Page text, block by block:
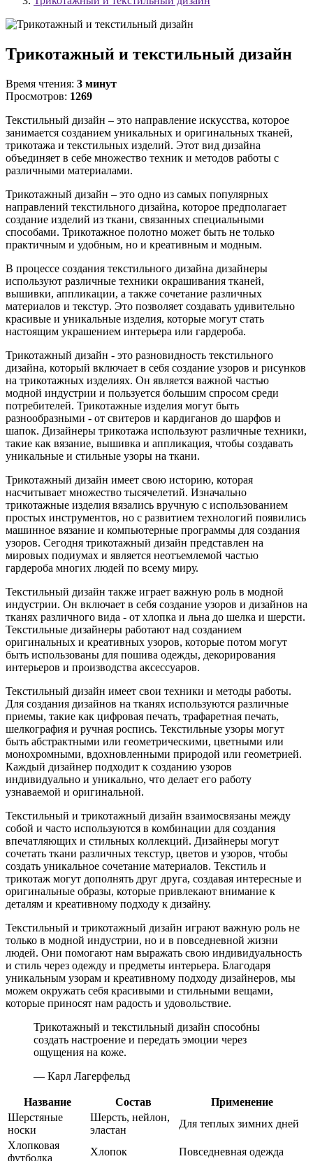
Трикотажный и текстильный дизайн
Время чтения: 3 минут
Просмотров: 1269
Текстильный дизайн – это направление искусства, которое
занимается созданием уникальных и оригинальных тканей,
трикотажа и текстильных изделий. Этот вид дизайна
объединяет в себе множество техник и методов работы с
различными материалами.
Трикотажный дизайн – это одно из самых популярных
направлений текстильного дизайна, которое предполагает
создание изделий из ткани, связанных специальными
способами. Трикотажное полотно может быть не только
практичным и удобным, но и креативным и модным.
В процессе создания текстильного дизайна дизайнеры
используют различные техники окрашивания тканей,
вышивки, аппликации, а также сочетание различных
материалов и текстур. Это позволяет создавать удивительно
красивые и уникальные изделия, которые могут стать
настоящим украшением интерьера или гардероба.
Трикотажный дизайн - это разновидность текстильного
дизайна, который включает в себя создание узоров и рисунков
на трикотажных изделиях. Он является важной частью
модной индустрии и пользуется большим спросом среди
потребителей. Трикотажные изделия могут быть
разнообразными - от свитеров и кардиганов до шарфов и
шапок. Дизайнеры трикотажа используют различные техники,
такие как вязание, вышивка и аппликация, чтобы создавать
уникальные и стильные узоры на ткани.
Трикотажный дизайн имеет свою историю, которая
насчитывает множество тысячелетий. Изначально
трикотажные изделия вязались вручную с использованием
простых инструментов, но с развитием технологий появились
машинное вязание и компьютерные программы для создания
узоров. Сегодня трикотажный дизайн представлен на
мировых подиумах и является неотъемлемой частью
гардероба многих людей по всему миру.
Текстильный дизайн также играет важную роль в модной
индустрии. Он включает в себя создание узоров и дизайнов на
тканях различного вида - от хлопка и льна до шелка и шерсти.
Текстильные дизайнеры работают над созданием
оригинальных и креативных узоров, которые потом могут
быть использованы для пошива одежды, декорирования
интерьеров и производства аксессуаров.
Текстильный дизайн имеет свои техники и методы работы.
Для создания дизайнов на тканях используются различные
приемы, такие как цифровая печать, трафаретная печать,
шелкография и ручная роспись. Текстильные узоры могут
быть абстрактными или геометрическими, цветными или
монохромными, вдохновленными природой или геометрией.
Каждый дизайнер подходит к созданию узоров
индивидуально и уникально, что делает его работу
узнаваемой и оригинальной.
Текстильный и трикотажный дизайн взаимосвязаны между
собой и часто используются в комбинации для создания
впечатляющих и стильных коллекций. Дизайнеры могут
сочетать ткани различных текстур, цветов и узоров, чтобы
создать уникальное сочетание материалов. Текстиль и
трикотаж могут дополнять друг друга, создавая интересные и
оригинальные образы, которые привлекают внимание к
деталям и креативному подходу к дизайну.
Текстильный и трикотажный дизайн играют важную роль не
только в модной индустрии, но и в повседневной жизни
людей. Они помогают нам выражать свою индивидуальность
и стиль через одежду и предметы интерьера. Благодаря
уникальным узорам и креативному подходу дизайнеров, мы
можем окружать себя красивыми и стильными вещами,
которые приносят нам радость и удовольствие.
Трикотажный и текстильный дизайн способны
создать настроение и передать эмоции через
ощущения на коже.
— Карл Лагерфельд
Название Состав
Применение
Шерстяные
носки
Шерсть, нейлон,
эластан
Для теплых зимних дней
Хлопковая
футболка
Хлопок Повседневная одежда